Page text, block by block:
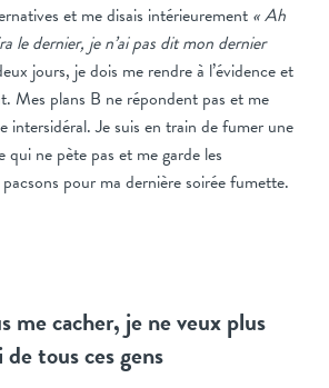
et me disais intérieurement « Ah
le dernier, je n’ai pas dit mon dernier
jours, je dois me rendre à l’évidence et
Mes plans B ne répondent pas et me
intersidéral. Je suis en train de fumer une
qui ne pète pas et me garde les
pour ma dernière soirée fumette.
me cacher, je ne veux plus
tous ces gens